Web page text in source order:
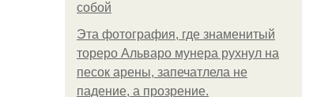
собой
Эта фотография, где знаменитый
тореро Альваро мунера рухнул на
песок арены, запечатлела не
падение, а прозрение.